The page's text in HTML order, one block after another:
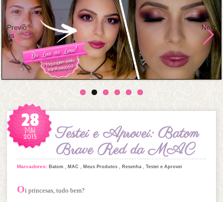
Previo
us
Next
28
MAI
2015
Testei e Aprovei: Batom
Brave Red da MAC
Marcadores: Batom, MAC Meus Produtos, Resenha, Testei e Aprovei
Oi princesas, tudo bem?